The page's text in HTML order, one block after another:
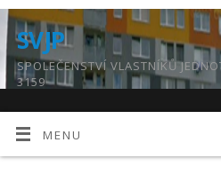
SVJP
SPOLEČENSTVÍ VLASTNÍKŮ
3159
MENU